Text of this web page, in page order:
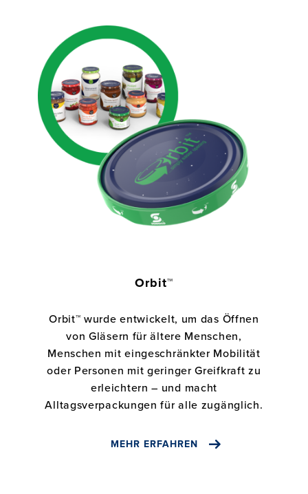
Orbit™
Orbit™ wurde entwickelt, um das Öffnen
von Gläsern für ältere Menschen,
Menschen mit eingeschränkter Mobilität
oder Personen mit geringer Greifkraft zu
erleichtern – und macht
Alltagsverpackungen für alle zugänglich.
MEHR ERFAHREN